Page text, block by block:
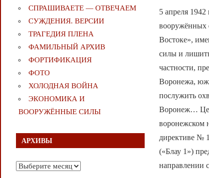
5 апреля
вооружённых
Востоке»,
силы и
частности,
Воронежа,
послужить
Воронеж…
воронежском
директиве №
(«Блау 1»)
направлении
СПРАШИВАЕТЕ — ОТВЕЧАЕМ
СУЖДЕНИЯ. ВЕРСИИ
ТРАГЕДИЯ ПЛЕНА
ФАМИЛЬНЫЙ АРХИВ
ФОРТИФИКАЦИЯ
ФОТО
ХОЛОДНАЯ ВОЙНА
ЭКОНОМИКА И
ВООРУЖЁННЫЕ СИЛЫ
АРХИВЫ
Архивы